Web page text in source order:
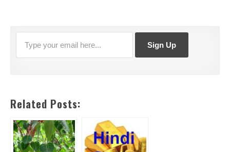
Related Posts: